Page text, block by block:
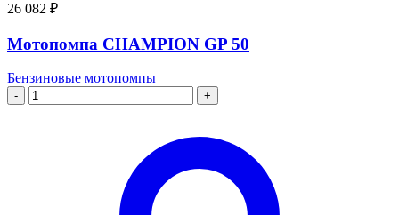
26 082 ₽
Мотопомпа CHAMPION GP 50
Бензиновые мотопомпы
- +